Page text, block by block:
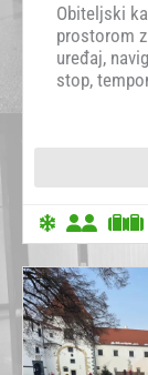
Obiteljski
prostorom
uređaj,
stop,